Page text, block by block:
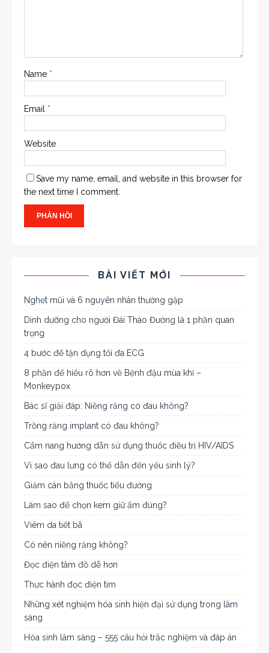
Name *
Email *
Website
Save my name, email, and website in this browser for
the next time I comment.
BÀI VIẾT MỚI
Nghẹt mũi và 6 nguyên nhân thường gặp
Dinh dưỡng cho người Đái Tháo Đường là 1 phần quan
trọng
4 bước để tận dụng tối đa ECG
8 phần để hiểu rõ hơn về Bệnh đậu mùa khỉ –
Monkeypox
Bác sĩ giải đáp: Niềng răng có đau không?
Trồng răng implant có đau không?
Cẩm nang hướng dẫn sử dụng thuốc điều trị HIV/AIDS
Vì sao đau lưng có thể dẫn đến yếu sinh lý?
Giảm cân bằng thuốc tiểu đường
Làm sao để chọn kem giữ ẩm đúng?
Viêm da tiết bã
Có nên niềng răng không?
Đọc điện tâm đồ dễ hơn
Thực hành đọc điện tim
Những xét nghiệm hóa sinh hiện đại sử dụng trong lâm
sàng
Hóa sinh lâm sàng – 555 câu hỏi trắc nghiệm và đáp án